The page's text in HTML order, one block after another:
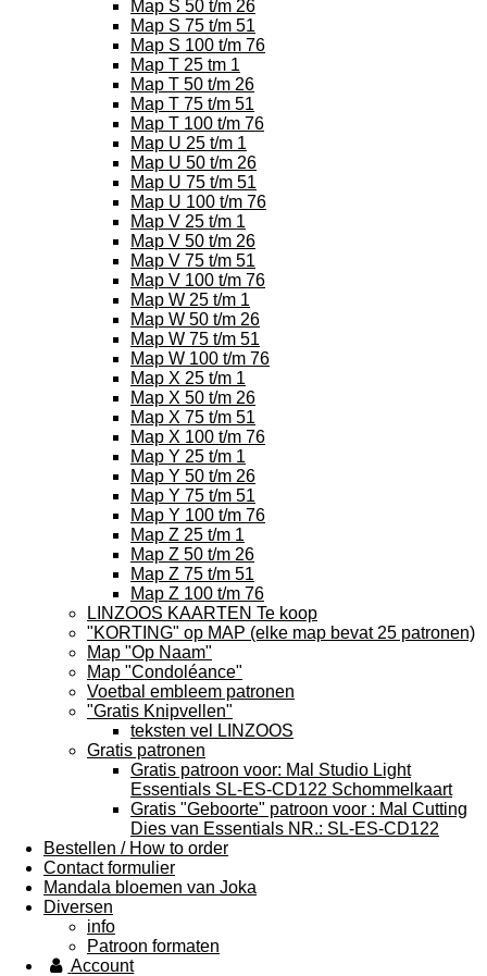
Map S 50 t/m 26
Map S 75 t/m 51
Map S 100 t/m 76
Map T 25 tm 1
Map T 50 t/m 26
Map T 75 t/m 51
Map T 100 t/m 76
Map U 25 t/m 1
Map U 50 t/m 26
Map U 75 t/m 51
Map U 100 t/m 76
Map V 25 t/m 1
Map V 50 t/m 26
Map V 75 t/m 51
Map V 100 t/m 76
Map W 25 t/m 1
Map W 50 t/m 26
Map W 75 t/m 51
Map W 100 t/m 76
Map X 25 t/m 1
Map X 50 t/m 26
Map X 75 t/m 51
Map X 100 t/m 76
Map Y 25 t/m 1
Map Y 50 t/m 26
Map Y 75 t/m 51
Map Y 100 t/m 76
Map Z 25 t/m 1
Map Z 50 t/m 26
Map Z 75 t/m 51
Map Z 100 t/m 76
LINZOOS KAARTEN Te koop
"KORTING" op MAP (elke map bevat 25 patronen)
Map "Op Naam"
Map "Condoléance"
Voetbal embleem patronen
"Gratis Knipvellen"
teksten vel LINZOOS
Gratis patronen
Gratis patroon voor: Mal Studio Light
Essentials SL-ES-CD122 Schommelkaart
Gratis "Geboorte" patroon voor : Mal Cutting
Dies van Essentials NR.: SL-ES-CD122
Bestellen / How to order
Contact formulier
Mandala bloemen van Joka
Diversen
info
Patroon formaten
Account